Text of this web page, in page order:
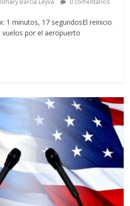
1 minutos, 17 segundosEl reinicio
por el aeropuerto